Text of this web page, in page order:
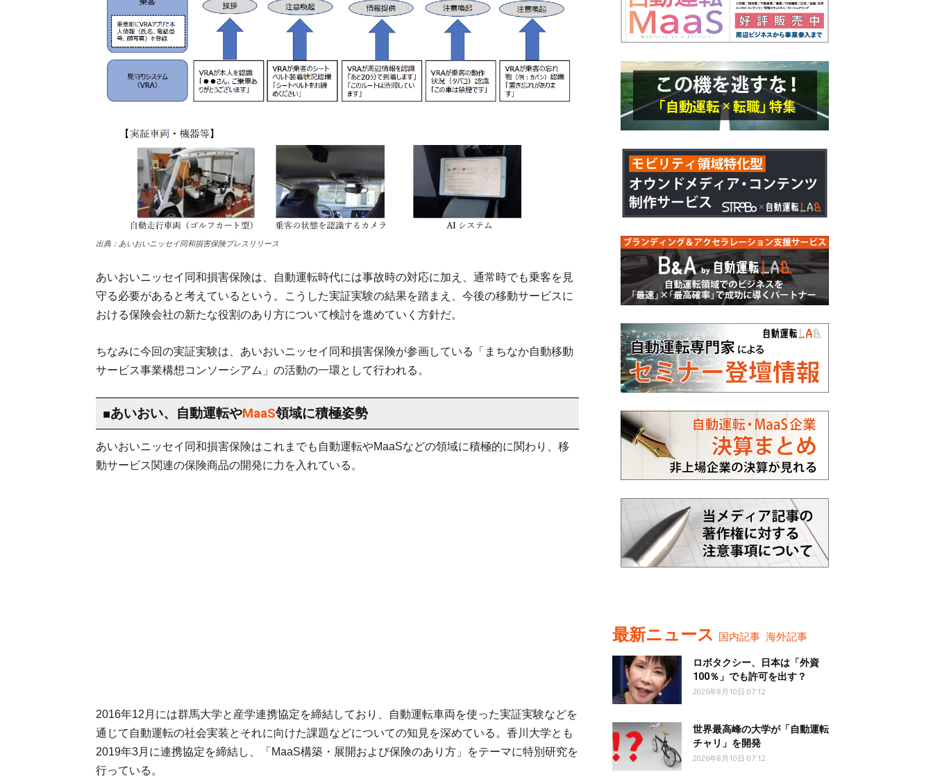
出典：あいおいニッセイ同和損害保険プレスリリース
あいおいニッセイ同和損害保険は、自動運転時代には事故時の対応に加え、通常時でも乗客を見
守る必要があると考えているという。こうした実証実験の結果を踏まえ、今後の移動サービスに
おける保険会社の新たな役割のあり方について検討を進めていく方針だ。
ちなみに今回の実証実験は、あいおいニッセイ同和損害保険が参画している「まちなか自動移動
サービス事業構想コンソーシアム」の活動の一環として行われる。
■あいおい、自動運転やMaaS領域に積極姿勢
あいおいニッセイ同和損害保険はこれまでも自動運転やMaaSなどの領域に積極的に関わり、移
動サービス関連の保険商品の開発に力を入れている。
2016年12月には群馬大学と産学連携協定を締結しており、自動運転車両を使った実証実験などを
通じて自動運転の社会実装とそれに向けた課題などについての知見を深めている。香川大学とも
2019年3月に連携協定を締結し、「MaaS構築・展開および保険のあり方」をテーマに特別研究を
行っている。
最新ニュース 国内記事 海外記事
ロボタクシー、日本は「外資
100％」でも許可を出す？
2026年8月10日 07:12
世界最高峰の大学が「自動運転
チャリ」を開発
2026年8月10日 07:12